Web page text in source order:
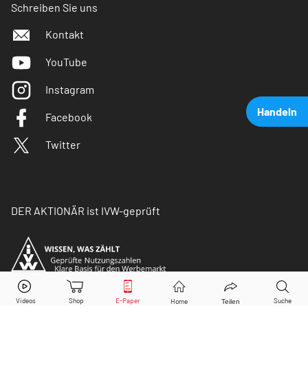
Handeln
United InternetAktie jetzt handeln?
Schreiben Sie uns
Kontakt
YouTube
Instagram
Facebook
Twitter
DER AKTIONÄR ist IVW-geprüft